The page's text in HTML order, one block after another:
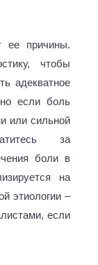
ее причины.
чтобы
адекватное
если боль
или сильной
за
боли в
на
этиологии –
если